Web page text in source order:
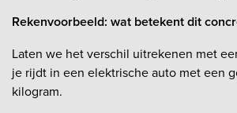
Rekenvoorbeeld: wat betekent dit
Laten we het verschil uitrekenen met
je rijdt in een elektrische auto met een
kilogram.